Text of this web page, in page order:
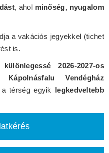
, ahol minőség, nyugalom
a vakációs jegyekkel (tichet
is.
különlegessé 2026-2027-os
Vendégház
térség egyik legkedveltebb